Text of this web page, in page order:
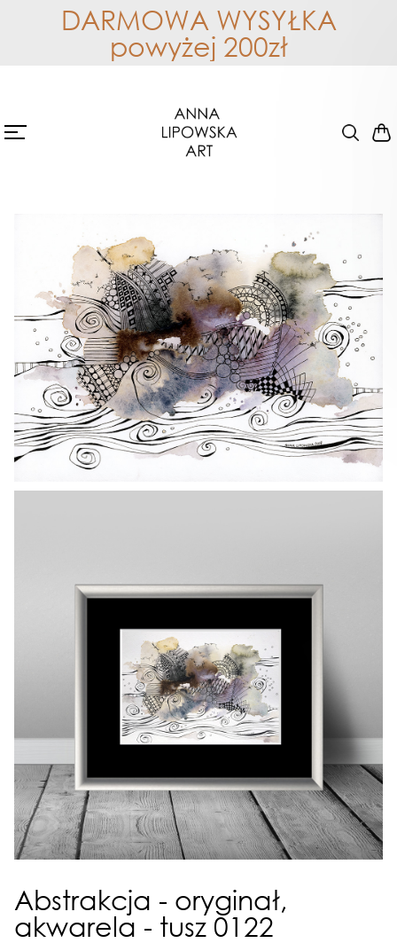
DARMOWA WYSYŁKA
powyżej 200zł
Dostępne
Abstrakcja - oryginał,
Abstrakcja - oryginał,
akwarela - tusz 0122